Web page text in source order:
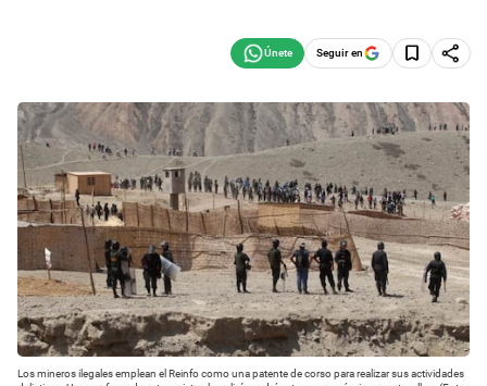
Seguir en
Los mineros ilegales emplean el Reinfo como una patente de corso para realizar sus actividades